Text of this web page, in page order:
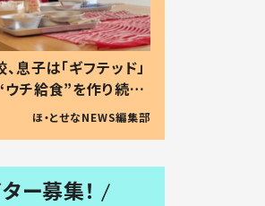
息子は「ギフテッド」
チ給食”を作り続け
和の親 #令和の子
ほ・とせなNEWS編集部
ー募集！